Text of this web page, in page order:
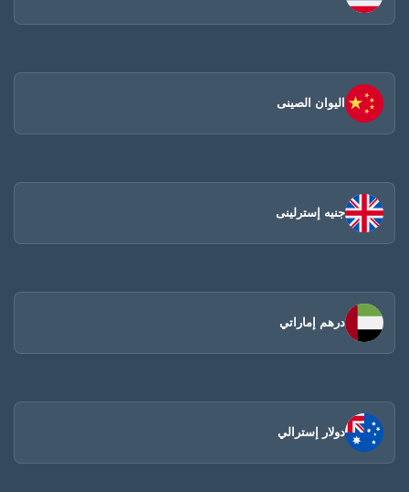
اليوان الصينى​
جنيه إسترلينى
درهم إماراتي
دولار إسترالي